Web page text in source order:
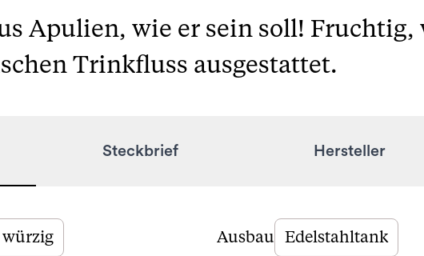
Apulien, wie er sein soll!
Trinkfluss ausgestattet.
Steckbrief Hersteller
würzig Ausbau Edelstahltank